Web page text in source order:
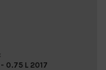
- 0.75 L 2017